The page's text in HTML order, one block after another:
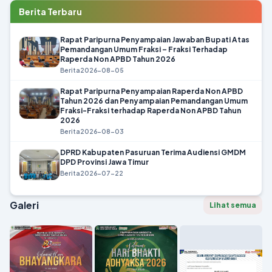
Berita Terbaru
Rapat Paripurna Penyampaian Jawaban Bupati Atas
Pemandangan Umum Fraksi – Fraksi Terhadap
Raperda Non APBD Tahun 2026
Berita2026-08-05
Rapat Paripurna Penyampaian Raperda Non APBD
Tahun 2026 dan Penyampaian Pemandangan Umum
Fraksi-Fraksi terhadap Raperda Non APBD Tahun
2026
Berita2026-08-03
DPRD Kabupaten Pasuruan Terima Audiensi GMDM
DPD Provinsi Jawa Timur
Berita2026-07-22
Galeri Lihat semua